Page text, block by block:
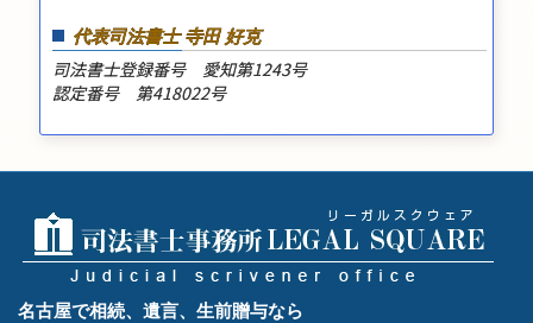
代表司法書士 寺田 好克
司法書士登録番号 愛知第1243号
認定番号 第418022号
名古屋で相続、遺言、生前贈与なら